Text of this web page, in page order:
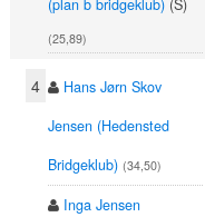
(plan b bridgeklub) (S)
(25,89)
4
Hans Jørn Skov
Jensen (Hedensted
Bridgeklub) (34,50)
Inga Jensen